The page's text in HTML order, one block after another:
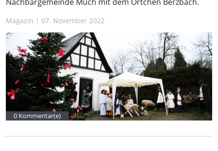
Magazin | 07. November 2022
0 Kommentar(e)